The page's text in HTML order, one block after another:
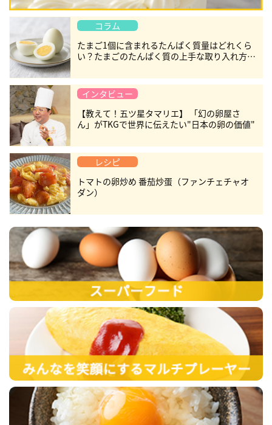
コラム
たまご1個に含まれるたんぱく質量はどれくら
い？たまごのたんぱく質の上手な取り入れ方を
インタビュー
【教えて！五ツ星タマリエ】 「幻の卵屋さ
ん」がTKGで世界に伝えたい"日本の卵の価値"
レシピ
トマトの卵炒め 番茄炒蛋（ファンチェチャオ
ダン）